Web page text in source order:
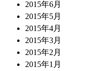
2015年6月
2015年5月
2015年4月
2015年3月
2015年2月
2015年1月